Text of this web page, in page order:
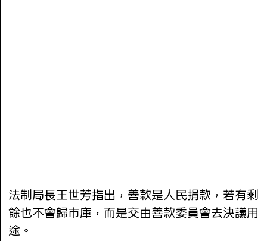
法制局長王世芳指出，善款是人民捐款，若有剩
餘也不會歸市庫，而是交由善款委員會去決議用
途。